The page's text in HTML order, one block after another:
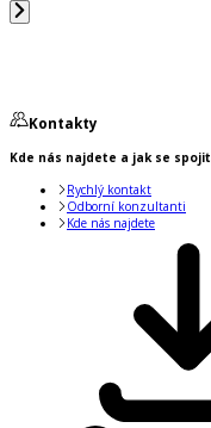
Kontakty
Kde nás najdete a jak se spojit
Rychlý kontakt
Odborní konzultanti
Kde nás najdete